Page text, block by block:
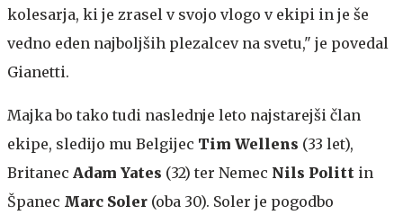
kolesarja, ki je zrasel v svojo vlogo v ekipi in je še
vedno eden najboljših plezalcev na svetu," je povedal
Gianetti.
Majka bo tako tudi naslednje leto najstarejši član
ekipe, sledijo mu Belgijec Tim Wellens (33 let),
Britanec Adam Yates (32) ter Nemec Nils Politt in
Španec Marc Soler (oba 30). Soler je pogodbo